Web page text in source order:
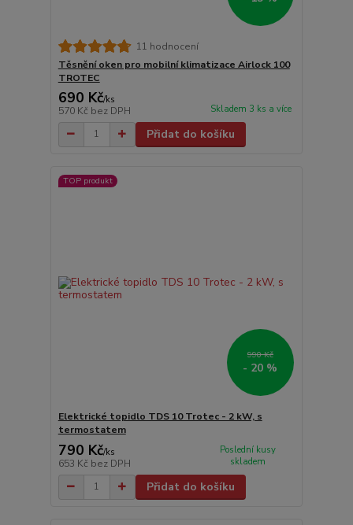
11 hodnocení
Těsnění oken pro mobilní klimatizace Airlock 100
TROTEC
690 Kč/ks
570 Kč bez DPH Skladem 3 ks a více
Přidat do košíku
TOP produkt
990 Kč
- 20 %
Elektrické topidlo TDS 10 Trotec - 2 kW, s
termostatem
790 Kč/ks
653 Kč bez DPH
Poslední kusy
skladem
Přidat do košíku